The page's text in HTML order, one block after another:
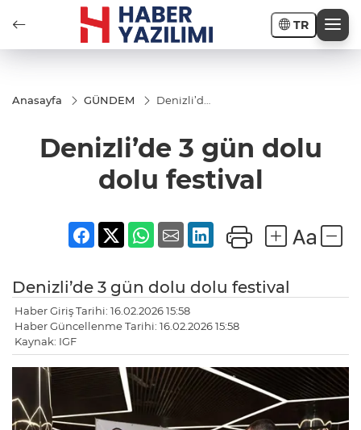
TR
Anasayfa GÜNDEM
Denizli’de
festival
Denizli’de 3 gün dolu
dolu festival
Denizli’de 3 gün dolu dolu festival
Haber Giriş Tarihi: 16.02.2026 15:58
Haber Güncellenme Tarihi: 16.02.2026 15:58
Kaynak: IGF